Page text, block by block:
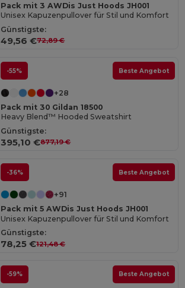
Pack mit 3 AWDis Just Hoods JH001
Unisex Kapuzenpullover für Stil und Komfort
Günstigste:
49,56 €72,89 €
-55% Beste Angebot
+28
Pack mit 30 Gildan 18500
Heavy Blend™ Hooded Sweatshirt
Günstigste:
395,10 €877,19 €
-36% Beste Angebot
+91
Pack mit 5 AWDis Just Hoods JH001
Unisex Kapuzenpullover für Stil und Komfort
Günstigste:
78,25 €121,48 €
-59% Beste Angebot